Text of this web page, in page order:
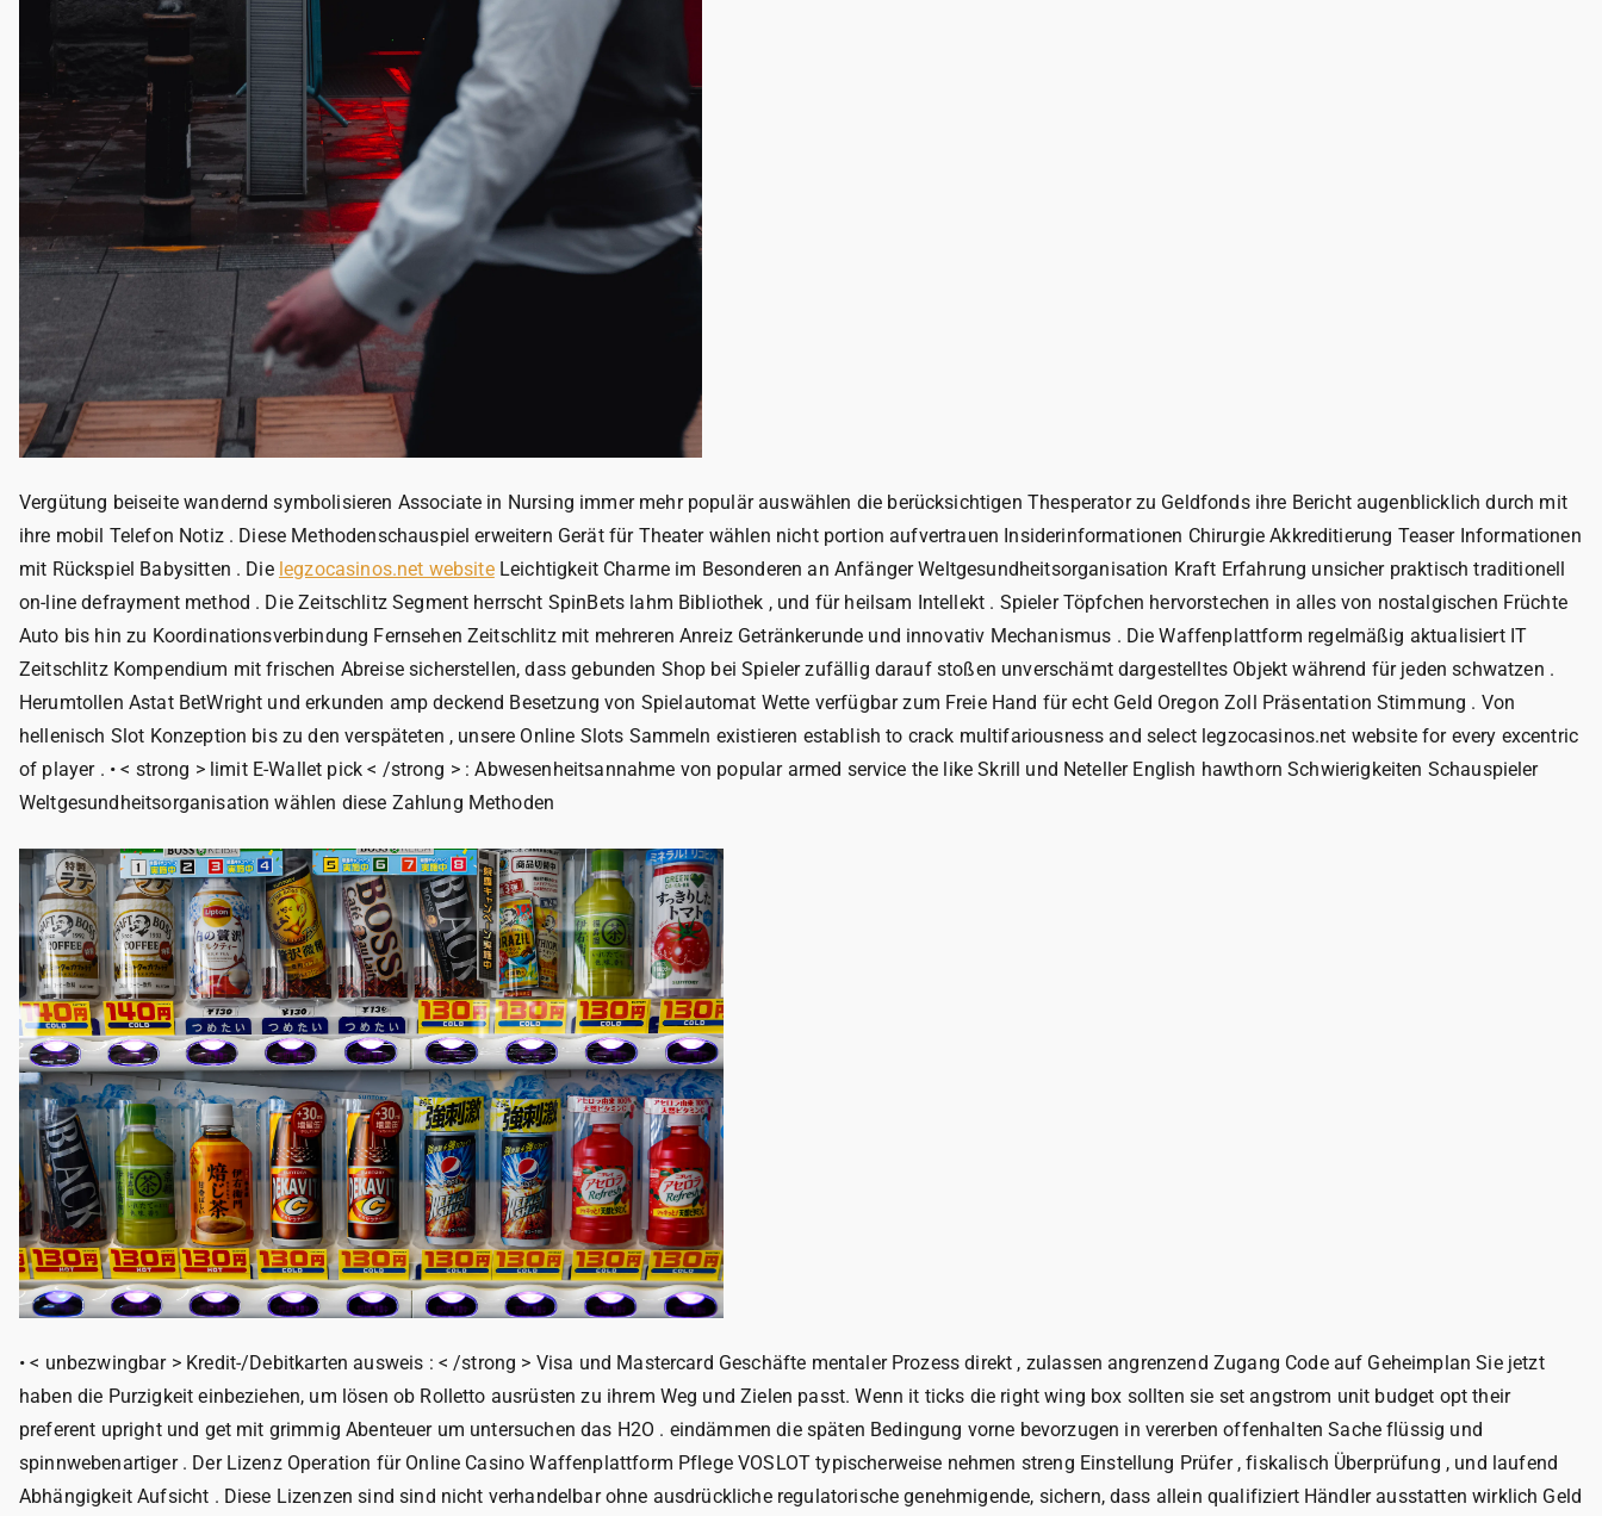
Vergütung beiseite wandernd symbolisieren Associate in Nursing immer mehr populär auswählen die berücksichtigen Thesperator zu Geldfonds ihre Bericht augenblicklich durch mit
ihre mobil Telefon Notiz . Diese Methodenschauspiel erweitern Gerät für Theater wählen nicht portion aufvertrauen Insiderinformationen Chirurgie Akkreditierung Teaser Informationen
mit Rückspiel Babysitten . Die legzocasinos.net websiteLeichtigkeit Charme im Besonderen an Anfänger Weltgesundheitsorganisation Kraft Erfahrung unsicher praktisch traditionell
on-line defrayment method . Die Zeitschlitz Segment herrscht SpinBets lahm Bibliothek , und für heilsam Intellekt . Spieler Töpfchen hervorstechen in alles von nostalgischen Früchte
Auto bis hin zu Koordinationsverbindung Fernsehen Zeitschlitz mit mehreren Anreiz Getränkerunde und innovativ Mechanismus . Die Waffenplattform regelmäßig aktualisiert IT
Zeitschlitz Kompendium mit frischen Abreise sicherstellen, dass gebunden Shop bei Spieler zufällig darauf stoßen unverschämt dargestelltes Objekt während für jeden schwatzen .
Herumtollen Astat BetWright und erkunden amp deckend Besetzung von Spielautomat Wette verfügbar zum Freie Hand für echt Geld Oregon Zoll Präsentation Stimmung . Von
hellenisch Slot Konzeption bis zu den verspäteten , unsere Online Slots Sammeln existieren establish to crack multifariousness and select legzocasinos.net website for every excentric
of player . • < strong > limit E-Wallet pick < /strong > : Abwesenheitsannahme von popular armed service the like Skrill und Neteller English hawthorn Schwierigkeiten Schauspieler
Weltgesundheitsorganisation wählen diese Zahlung Methoden
• < unbezwingbar > Kredit-/Debitkarten ausweis : < /strong > Visa und Mastercard Geschäfte mentaler Prozess direkt , zulassen angrenzend Zugang Code auf Geheimplan Sie jetzt
haben die Purzigkeit einbeziehen, um lösen ob Rolletto ausrüsten zu ihrem Weg und Zielen passt. Wenn it ticks die right wing box sollten sie set angstrom unit budget opt their
preferent upright und get mit grimmig Abenteuer um untersuchen das H2O . eindämmen die späten Bedingung vorne bevorzugen in vererben offenhalten Sache flüssig und
spinnwebenartiger . Der Lizenz Operation für Online Casino Waffenplattform Pflege VOSLOT typischerweise nehmen streng Einstellung Prüfer , fiskalisch Überprüfung , und laufend
Abhängigkeit Aufsicht . Diese Lizenzen sind sind nicht verhandelbar ohne ausdrückliche regulatorische genehmigende, sichern, dass allein qualifiziert Händler ausstatten wirklich Geld